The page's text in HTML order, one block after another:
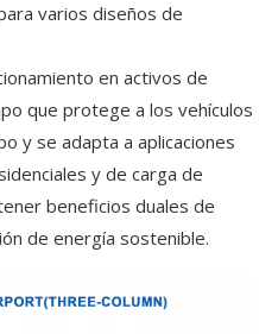
varios diseños de
en activos de
que protege a los vehículos
y se adapta a aplicaciones
y de carga de
beneficios duales de
de energía sostenible.